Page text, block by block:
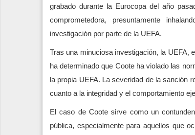
grabado durante la Eurocopa del año
comprometedora, presuntamente
investigación por parte de la UEFA.
Tras una minuciosa investigación, la UEFA,
ha determinado que Coote ha violado las
la propia UEFA. La severidad de la sanción
cuanto a la integridad y el comportamiento
El caso de Coote sirve como un
pública, especialmente para aquellos que